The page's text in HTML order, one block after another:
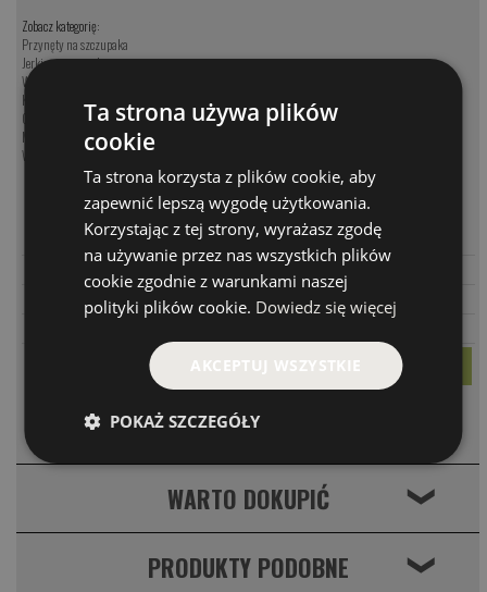
Zobacz kategorię:
Przynęty na szczupaka
Jerki na szczupaka
Woblery na szczupaka
Koguty na szczupaka
Obrotówki na szczupaka
Muchy na szczupaka
Wahadłówki na szczupaka
CENA
87.00 PLN PARAMETRY
87.00 PLN PARAMETRY
87.00 PLN PARAMETRY
KOMENTARZE
WARTO DOKUPIĆ ❮
PRODUKTY PODOBNE ❮
Ta strona używa plików
cookie
Ta strona korzysta z plików cookie, aby
zapewnić lepszą wygodę użytkowania.
Korzystając z tej strony, wyrażasz zgodę
na używanie przez nas wszystkich plików
cookie zgodnie z warunkami naszej
polityki plików cookie. Dowiedz się więcej
AKCEPTUJ WSZYSTKIE
POKAŻ SZCZEGÓŁY